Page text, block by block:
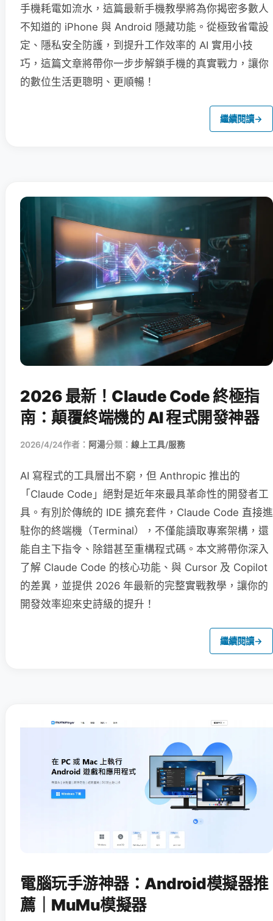
手機耗電如流水，這篇最新手機教學將為你揭密多數人
不知道的 iPhone 與 Android 隱藏功能。從極致省電設
定、隱私安全防護，到提升工作效率的 AI 實用小技
巧，這篇文章將帶你一步步解鎖手機的真實戰力，讓你
的數位生活更聰明、更順暢！
繼續閱讀→
2026 最新！Claude Code 終極指
南：顛覆終端機的 AI 程式開發神器
2026/4/24作者： 阿湯分類： 線上工具/服務
AI 寫程式的工具層出不窮，但 Anthropic 推出的
「Claude Code」絕對是近年來最具革命性的開發者工
具。有別於傳統的 IDE 擴充套件，Claude Code 直接進
駐你的終端機（Terminal），不僅能讀取專案架構，還
能自主下指令、除錯甚至重構程式碼。本文將帶你深入
了解 Claude Code 的核心功能、與 Cursor 及 Copilot
的差異，並提供 2026 年最新的完整實戰教學，讓你的
開發效率迎來史詩級的提升！
繼續閱讀→
電腦玩手游神器：Android模擬器推
薦｜MuMu模擬器